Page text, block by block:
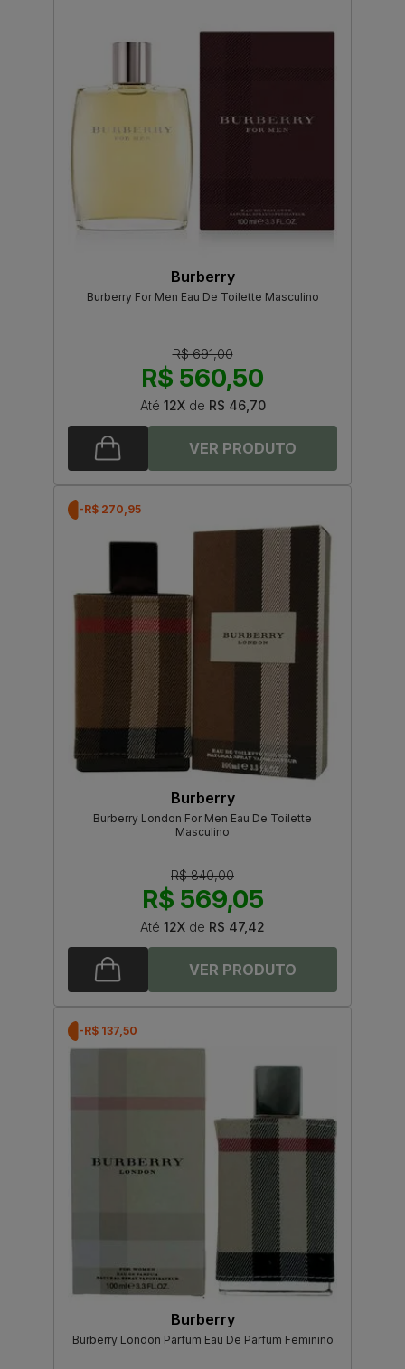
Burberry
Burberry For Men Eau De Toilette Masculino
R$ 691,00
R$ 560,50
Até 12Xde R$ 46,70
-R$ 270,95
Burberry
Burberry London For Men Eau De Toilette
Masculino
R$ 840,00
R$ 569,05
Até 12X de R$ 47,42
-R$ 137,50
Burberry
Burberry London Parfum Eau De Parfum Feminino